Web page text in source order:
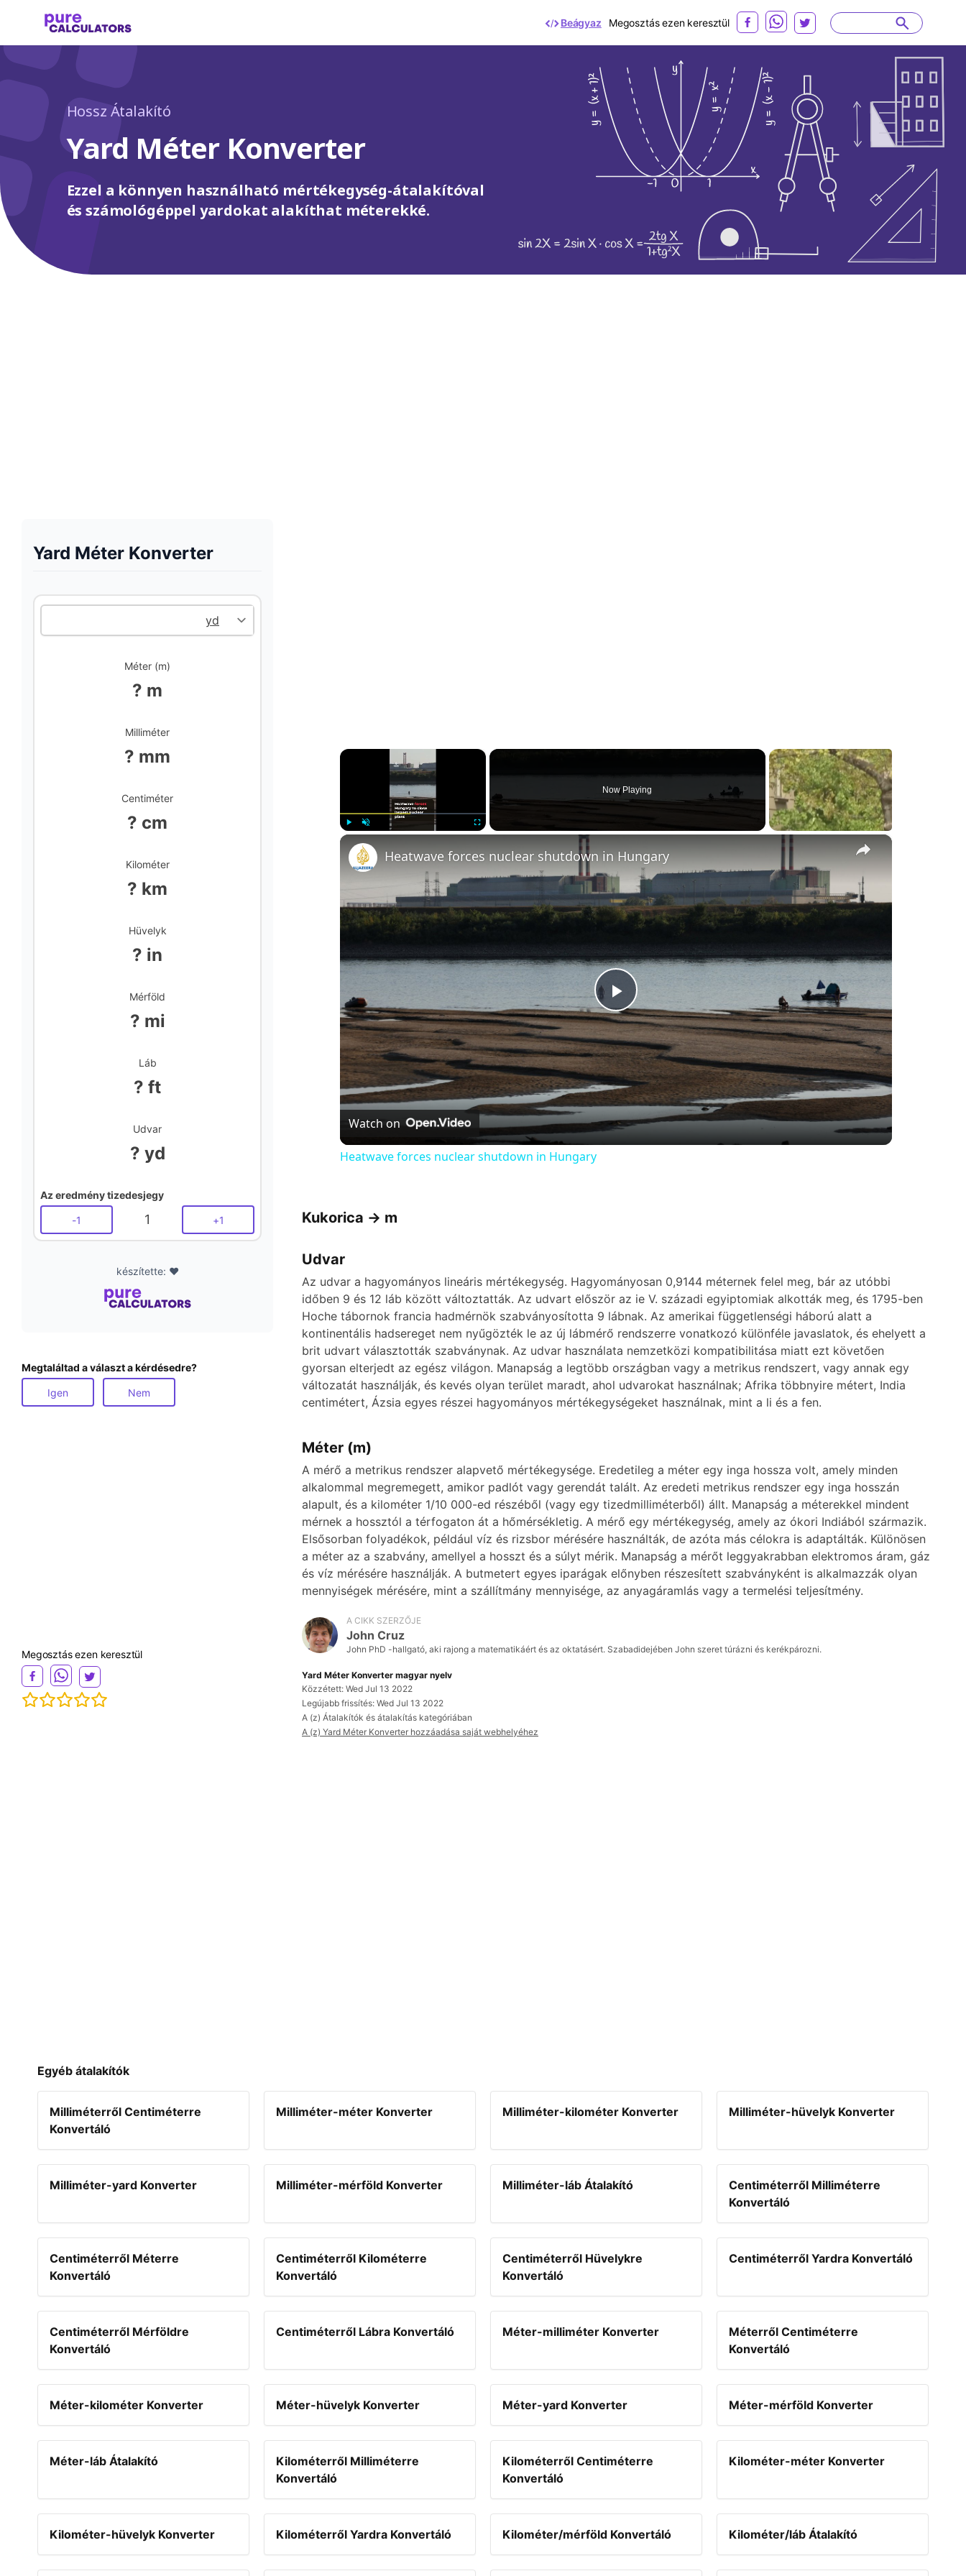
Beágyaz Megosztás ezen keresztül
Hossz Átalakító
Yard Méter Konverter
Ezzel a könnyen használható mértékegység-átalakítóval
és számológéppel yardokat alakíthat méterekké.
Yard Méter Konverter
Méter (m)
? m
Milliméter
? mm
Centiméter
? cm
Kilométer
? km
Hüvelyk
? in
Mérföld
? mi
Láb
? ft
Udvar
? yd
Az eredmény tizedesjegy
-1 1 +1
készítette: ❤️
Megtaláltad a választ a kérdésedre?
Igen Nem
Megosztás ezen keresztül
×
Now Playing
×
P
l
a
y
e
o
Heatwave forces nuclear shutdown in Hungary
Watch on
Heatwave forces nuclear shutdown in Hungary
Kukorica -> m
Udvar
Az udvar a hagyományos lineáris mértékegység. Hagyományosan 0,9144 méternek felel meg, bár az utóbbi
időben 9 és 12 láb között változtatták. Az udvart először az ie V. századi egyiptomiak alkották meg, és 1795-ben
Hoche tábornok francia hadmérnök szabványosította 9 lábnak. Az amerikai függetlenségi háború alatt a
kontinentális hadsereget nem nyűgözték le az új lábmérő rendszerre vonatkozó különféle javaslatok, és ehelyett a
brit udvart választották szabványnak. Az udvar használata nemzetközi kompatibilitása miatt ezt követően
gyorsan elterjedt az egész világon. Manapság a legtöbb országban vagy a metrikus rendszert, vagy annak egy
változatát használják, és kevés olyan terület maradt, ahol udvarokat használnak; Afrika többnyire métert, India
centimétert, Ázsia egyes részei hagyományos mértékegységeket használnak, mint a li és a fen.
Méter (m)
A mérő a metrikus rendszer alapvető mértékegysége. Eredetileg a méter egy inga hossza volt, amely minden
alkalommal megremegett, amikor padlót vagy gerendát talált. Az eredeti metrikus rendszer egy inga hosszán
alapult, és a kilométer 1/10 000-ed részéből (vagy egy tizedmilliméterből) állt. Manapság a méterekkel mindent
mérnek a hossztól a térfogaton át a hőmérsékletig. A mérő egy mértékegység, amely az ókori Indiából származik.
Elsősorban folyadékok, például víz és rizsbor mérésére használták, de azóta más célokra is adaptálták. Különösen
a méter az a szabvány, amellyel a hosszt és a súlyt mérik. Manapság a mérőt leggyakrabban elektromos áram, gáz
és víz mérésére használják. A butmetert egyes iparágak előnyben részesített szabványként is alkalmazzák olyan
mennyiségek mérésére, mint a szállítmány mennyisége, az anyagáramlás vagy a termelési teljesítmény.
A CIKK SZERZŐJE
John Cruz
John PhD -hallgató, aki rajong a matematikáért és az oktatásért. Szabadidejében John szeret túrázni és kerékpározni.
Yard Méter Konverter magyar nyelv
Közzétett: Wed Jul 13 2022
Legújabb frissítés: Wed Jul 13 2022
A (z) Átalakítók és átalakítás kategóriában
A (z) Yard Méter Konverter hozzáadása saját webhelyéhez
Egyéb átalakítók
Milliméterről Centiméterre
Konvertáló
Milliméter-méter Konverter Milliméter-kilométer Konverter Milliméter-hüvelyk Konverter
Milliméter-yard Konverter Milliméter-mérföld Konverter Milliméter-láb Átalakító
Centiméterről Milliméterre
Konvertáló
Centiméterről Méterre
Konvertáló
Centiméterről Kilométerre
Konvertáló
Centiméterről Hüvelykre
Konvertáló
Centiméterről Yardra Konvertáló
Centiméterről Mérföldre
Konvertáló
Centiméterről Lábra Konvertáló Méter-milliméter Konverter
Méterről Centiméterre
Konvertáló
Méter-kilométer Konverter Méter-hüvelyk Konverter Méter-yard Konverter Méter-mérföld Konverter
Méter-láb Átalakító
Kilométerről Milliméterre
Konvertáló
Kilométerről Centiméterre
Konvertáló
Kilométer-méter Konverter
Kilométer-hüvelyk Konverter Kilométerről Yardra Konvertáló Kilométer/mérföld Konvertáló Kilométer/láb Átalakító